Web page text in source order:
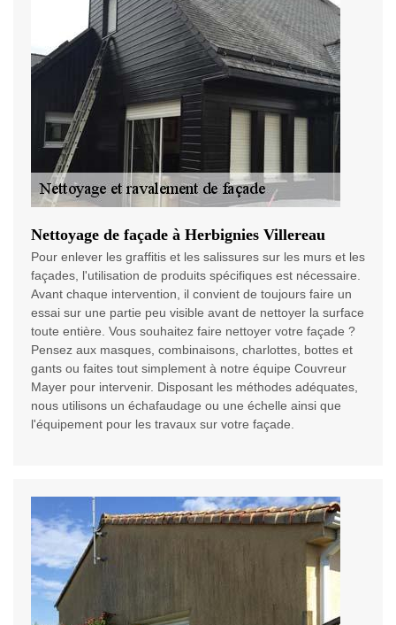
Nettoyage de façade à Herbignies Villereau
Pour enlever les graffitis et les salissures sur les murs et les
façades, l'utilisation de produits spécifiques est nécessaire.
Avant chaque intervention, il convient de toujours faire un
essai sur une partie peu visible avant de nettoyer la surface
toute entière. Vous souhaitez faire nettoyer votre façade ?
Pensez aux masques, combinaisons, charlottes, bottes et
gants ou faites tout simplement à notre équipe Couvreur
Mayer pour intervenir. Disposant les méthodes adéquates,
nous utilisons un échafaudage ou une échelle ainsi que
l'équipement pour les travaux sur votre façade.